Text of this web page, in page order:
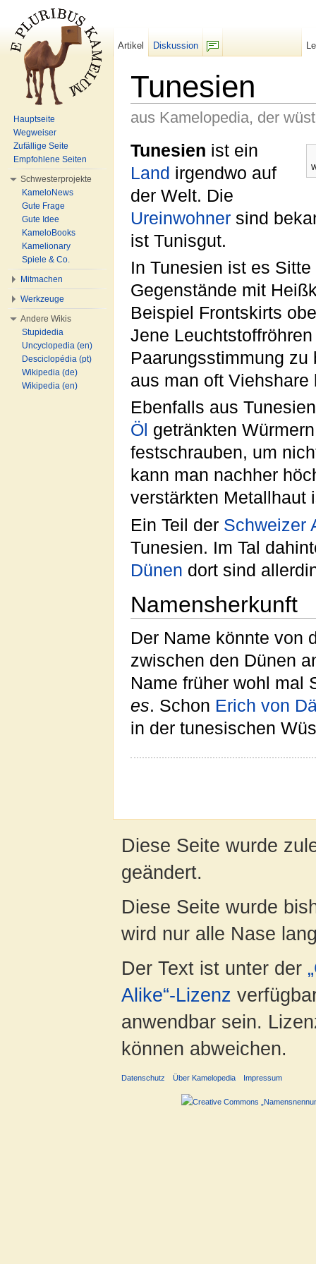
Tunesien
aus Kamelopedia, der
Tunesien ist ein
Land irgendwo auf
der Welt. Die
Ureinwohner sind
ist Tunisgut.
In Tunesien ist es
Gegenstände mit
Beispiel Frontskirts
Jene
Paarungsstimmung zu
aus man oft
Ebenfalls aus
Öl getränkten
festschrauben, um
kann man nachher
verstärkten Metallhaut
Ein Teil der Schweizer
Tunesien. Im Tal
Dünen dort sind
Namensherkunft
Der Name könnte von
zwischen den Dünen
Name früher wohl mal
es. Schon Erich von
in der tunesischen
Artikel
Diskussion
Hauptseite
Wegweiser
Zufällige Seite
Empfohlene Seiten
Schwesterprojekte
KameloNews
Gute Frage
Gute Idee
KameloBooks
Kamelionary
Spiele & Co.
Mitmachen
Werkzeuge
Andere Wikis
Stupidedia
Uncyclopedia (en)
Desciclopédia (pt)
Wikipedia (de)
Wikipedia (en)
Diese Seite wurde
geändert.
Diese Seite wurde
wird nur alle Nase
Der Text ist unter der
Alike“-Lizenz
anwendbar sein.
können abweichen.
Datenschutz Über Kamelopedia Impressum